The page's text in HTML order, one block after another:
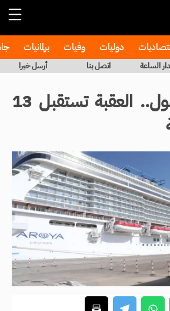
دوليات وفيات برلمانيات
الساعة اتصل بنا أرسل خبرا
ابتداءً من أيلول.. العقبة تستقبل 13